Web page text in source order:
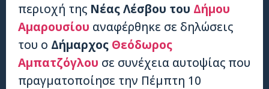
περιοχή της Νέας Λέσβου του Δήμου
Αμαρουσίου αναφέρθηκε σε δηλώσεις
του ο Δήμαρχος Θεόδωρος
Αμπατζόγλου σε συνέχεια αυτοψίας που
πραγματοποίησε την Πέμπτη 10